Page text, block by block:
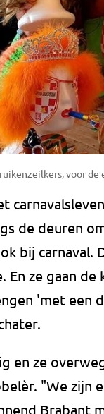
voor
de deuren
bij carnaval.
ze gaan de
'met een
en ze
"We zijn
Brabant